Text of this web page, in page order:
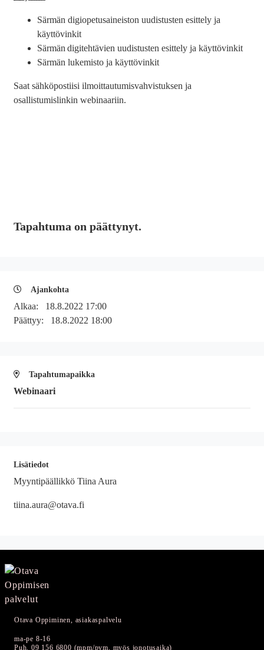
Särmän digiopetusaineiston uudistusten esittely ja
käyttövinkit
Särmän digitehtävien uudistusten esittely ja käyttövinkit
Särmän lukemisto ja käyttövinkit
Saat sähköpostiisi ilmoittautumisvahvistuksen ja
osallistumislinkin webinaariin.
Tapahtuma on päättynyt.
Ajankohta
Alkaa: 18.8.2022 17:00
Päättyy: 18.8.2022 18:00
Tapahtumapaikka
Webinaari
Lisätiedot
Myyntipäällikkö Tiina Aura
tiina.aura@otava.fi
Otava Oppiminen, asiakaspalvelu
ma-pe 8-16
Puh. 09 156 6800 (mpm/pvm, myös jonotusaika)